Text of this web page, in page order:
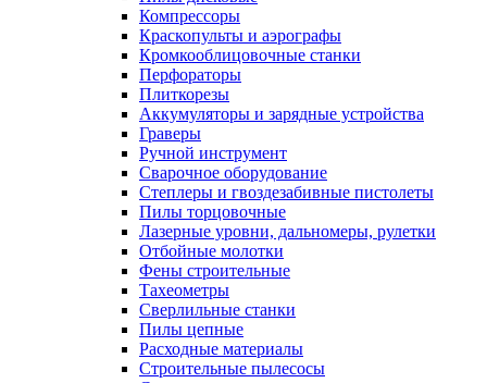
Компрессоры
Краскопульты и аэрографы
Кромкооблицовочные станки
Перфораторы
Плиткорезы
Аккумуляторы и зарядные устройства
Граверы
Ручной инструмент
Сварочное оборудование
Степлеры и гвоздезабивные пистолеты
Пилы торцовочные
Лазерные уровни, дальномеры, рулетки
Отбойные молотки
Фены строительные
Тахеометры
Сверлильные станки
Пилы цепные
Расходные материалы
Строительные пылесосы